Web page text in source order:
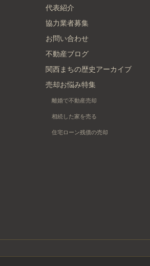
代表紹介
協力業者募集
お問い合わせ
不動産ブログ
関西まちの歴史アーカイブ
売却お悩み特集
離婚で不動産売却
相続した家を売る
住宅ローン残債の売却